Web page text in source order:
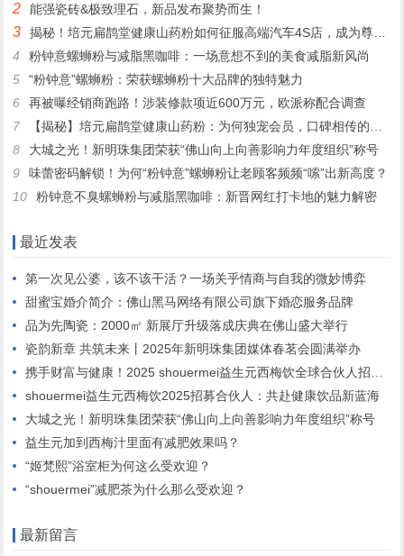
2 能强瓷砖&极致理石，新品发布聚势而生！
3
揭秘！培元扁鹊堂健康山药粉如何征服高端汽车4S店，成为尊贵客户的定制之选
4
粉钟意螺蛳粉与减脂黑咖啡：一场意想不到的美食减脂新风尚
5
“粉钟意”螺蛳粉：荣获螺蛳粉十大品牌的独特魅力
6
再被曝经销商跑路！涉装修款项近600万元，欧派称配合调查
7
【揭秘】培元扁鹊堂健康山药粉：为何独宠会员，口碑相传的秘密！
8
大城之光！新明珠集团荣获“佛山向上向善影响力年度组织”称号
9
味蕾密码解锁！为何“粉钟意”螺蛳粉让老顾客频频“嗦”出新高度？
10
粉钟意不臭螺蛳粉与减脂黑咖啡：新晋网红打卡地的魅力解密
最近发表
第一次见公婆，该不该干活？一场关乎情商与自我的微妙博弈
甜蜜宝婚介简介：佛山黑马网络有限公司旗下婚恋服务品牌
品为先陶瓷：2000㎡ 新展厅升级落成庆典在佛山盛大举行
瓷韵新章 共筑未来丨2025年新明珠集团媒体春茗会圆满举办
携手财富与健康！2025 shouermei益生元西梅饮全球合伙人招募启动”
shouermei益生元西梅饮2025招募合伙人：共赴健康饮品新蓝海
大城之光！新明珠集团荣获“佛山向上向善影响力年度组织”称号
益生元加到西梅汁里面有减肥效果吗？
“姬梵熙”浴室柜为何这么受欢迎？
“shouermei”减肥茶为什么那么受欢迎？
最新留言